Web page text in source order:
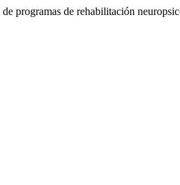
programas de rehabilitación